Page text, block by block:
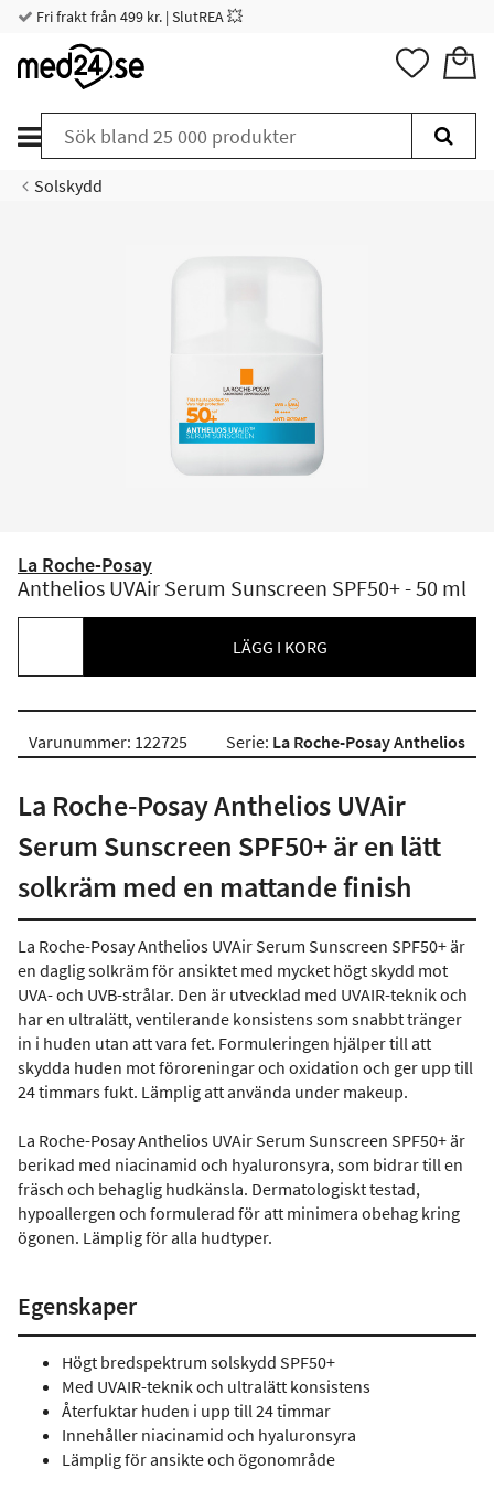
Fri frakt från 499 kr. | SlutREA 💥
Solskydd
La Roche-Posay
Anthelios UVAir Serum Sunscreen SPF50+ - 50 ml
LÄGG I KORG
Varunummer: 122725 Serie: La Roche-Posay Anthelios
La Roche-Posay Anthelios UVAir
Serum Sunscreen SPF50+ är en lätt
solkräm med en mattande finish
La Roche-Posay Anthelios UVAir Serum Sunscreen SPF50+ är
en daglig solkräm för ansiktet med mycket högt skydd mot
UVA- och UVB-strålar. Den är utvecklad med UVAIR-teknik och
har en ultralätt, ventilerande konsistens som snabbt tränger
in i huden utan att vara fet. Formuleringen hjälper till att
skydda huden mot föroreningar och oxidation och ger upp till
24 timmars fukt. Lämplig att använda under makeup.
La Roche-Posay Anthelios UVAir Serum Sunscreen SPF50+ är
berikad med niacinamid och hyaluronsyra, som bidrar till en
fräsch och behaglig hudkänsla. Dermatologiskt testad,
hypoallergen och formulerad för att minimera obehag kring
ögonen. Lämplig för alla hudtyper.
Egenskaper
Högt bredspektrum solskydd SPF50+
Med UVAIR-teknik och ultralätt konsistens
Återfuktar huden i upp till 24 timmar
Innehåller niacinamid och hyaluronsyra
Lämplig för ansikte och ögonområde